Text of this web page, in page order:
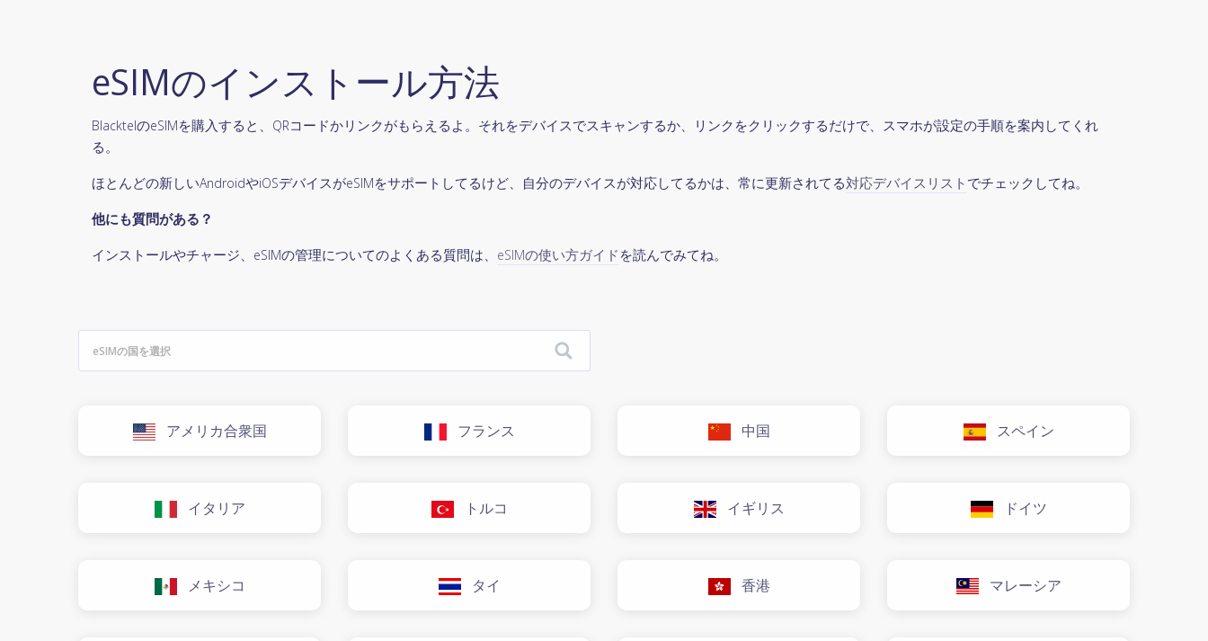
eSIMのインストール方法
BlacktelのeSIMを購入すると、QRコードかリンクがもらえるよ。それをデバイスでスキャンするか、リンクをクリックするだけで、スマホが設定の手順を案内してくれ
る。
ほとんどの新しいAndroidやiOSデバイスがeSIMをサポートしてるけど、自分のデバイスが対応してるかは、常に更新されてる対応デバイスリスト でチェックしてね。
他にも質問がある？
インストールやチャージ、eSIMの管理についてのよくある質問は、 eSIMの使い方ガイド を読んでみてね。
アメリカ合衆国 フランス 中国 スペイン
イタリア トルコ イギリス ドイツ
メキシコ タイ 香港 マレーシア